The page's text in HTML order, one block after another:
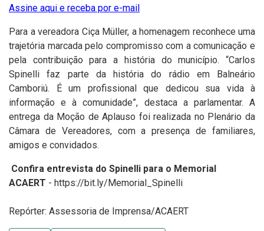
Assine aqui e receba por e-mail
Para a vereadora Ciça Müller, a homenagem reconhece uma
trajetória marcada pelo compromisso com a comunicação e
pela contribuição para a história do município. “Carlos
Spinelli faz parte da história do rádio em Balneário
Camboriú. É um profissional que dedicou sua vida à
informação e à comunidade”, destaca a parlamentar. A
entrega da Moção de Aplauso foi realizada no Plenário da
Câmara de Vereadores, com a presença de familiares,
amigos e convidados.
Confira entrevista do Spinelli para o Memorial
ACAERT - https://bit.ly/Memorial_Spinelli
Repórter: Assessoria de Imprensa/ACAERT